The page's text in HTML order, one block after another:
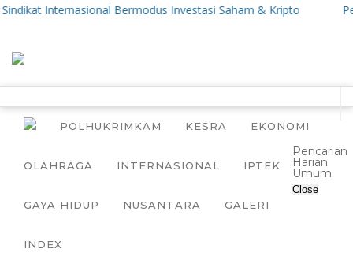
Internasional Bermodus Investasi Saham & Kripto
POLHUKRIMKAM KESRA EKONOMI
OLAHRAGA INTERNASIONAL IPTEK
GAYA HIDUP NUSANTARA GALERI
INDEX
Pencarian
Harian
Umum
Close